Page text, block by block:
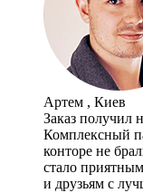
Артем , Киев
Заказ получил
Комплексный
конторе не
стало
и друзьям с